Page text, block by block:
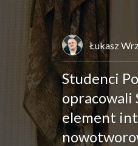
Łukasz
Studenci
opracowali
element